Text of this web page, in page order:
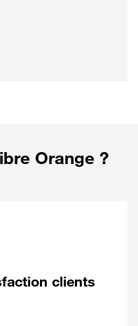
Orange ?
clients